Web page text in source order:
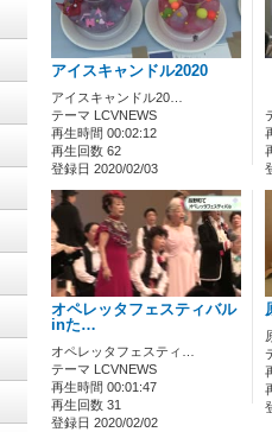
アイスキャンドル2020
アイスキャンドル20…
テーマ LCVNEWS
再生時間 00:02:12
再生回数 62
登録日 2020/02/03
オペレッタフェスティバル
inた…
オペレッタフェスティ…
テーマ LCVNEWS
再生時間 00:01:47
再生回数 31
登録日 2020/02/02